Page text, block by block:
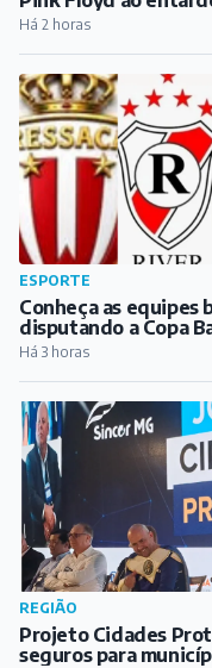
Há 2 horas
ESPORTE
Conheça as equipes
disputando a Copa
Há 3 horas
REGIÃO
Projeto Cidades
seguros para